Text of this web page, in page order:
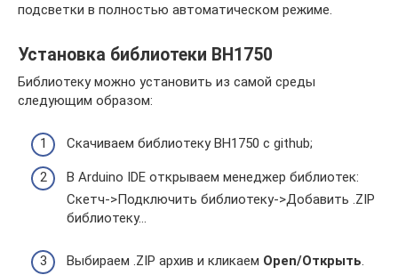
подсветки в полностью автоматическом режиме.
Установка библиотеки BH1750
Библиотеку можно установить из самой среды
следующим образом:
Скачиваем библиотеку BH1750 с github;
В Arduino IDE открываем менеджер библиотек:
Скетч->Подключить библиотеку->Добавить .ZIP
библиотеку…
Выбираем .ZIP архив и кликаем Open/Открыть.